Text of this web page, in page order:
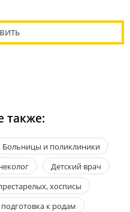
также:
Больницы и поликлиники
Детский врач
хосписы
к родам